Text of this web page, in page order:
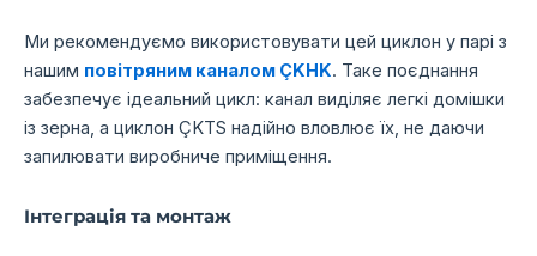
Ми рекомендуємо використовувати цей циклон у парі з
нашим повітряним каналом ÇKHK. Таке поєднання
забезпечує ідеальний цикл: канал виділяє легкі домішки
із зерна, а циклон ÇKTS надійно вловлює їх, не даючи
запилювати виробниче приміщення.
Інтеграція та монтаж